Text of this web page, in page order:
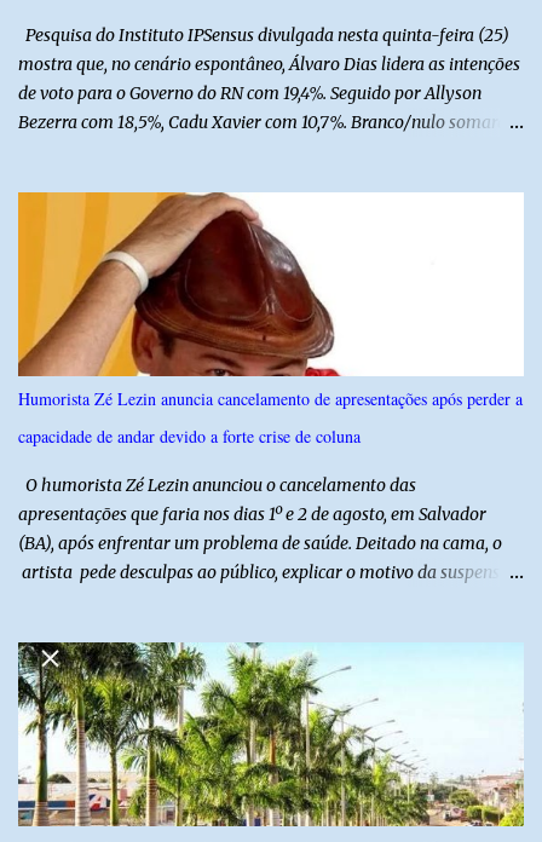
Pesquisa do Instituto IPSensus divulgada nesta quinta-feira (25)
mostra que, no cenário espontâneo, Álvaro Dias lidera as intenções
de voto para o Governo do RN com 19,4%. Seguido por Allyson
Bezerra com 18,5%, Cadu Xavier com 10,7%. Branco/nulo somaram
do Norte entre os dias 18 e 22 de junho de 2026. O levantamento
possui margem de erro de 2,5 pontos percentuais e nível de
confiança de 95%. Registro no TSE: RN-09520/2026
Humorista Zé Lezin anuncia cancelamento de apresentações após perder a
capacidade de andar devido a forte crise de coluna
O humorista Zé Lezin anunciou o cancelamento das
apresentações que faria nos dias 1º e 2 de agosto, em Salvador
(BA), após enfrentar um problema de saúde. Deitado na cama, o
artista pede desculpas ao público, explicar o motivo da suspensão
impossível viajar e subir ao palco. O comediante contou que
precisou ser levado a um hospital depois de perder a capacidade
de andar normalmente. “Eu não estou conseguindo nem me
levantar direito da cama. É um processo muito dolorido”, relatou o
humorista. Durante o atendimento médico, o humorista foi
diagnosticado com “bico de papagaio” na região da coluna. De
acordo com ele, os laudos médicos já foram encaminhados à